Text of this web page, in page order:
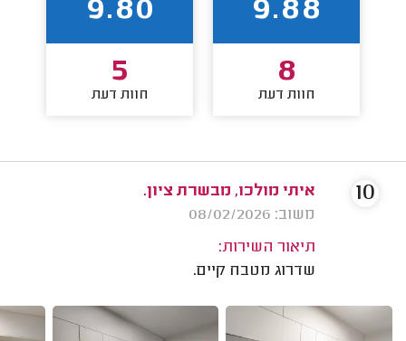
9.88
8
חוות דעת
9.80
5
חוות דעת
איתי מולכו, מבשרת ציון.
משוב: 08/02/2026
תיאור השירות:
שדרוג מטבח קיים.
10